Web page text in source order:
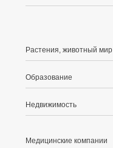
Растения, животный мир
Образование
Недвижимость
Медицинские компании